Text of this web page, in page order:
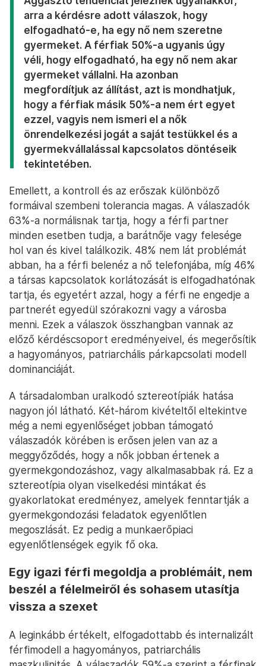
arra a kérdésre adott válaszok, hogy
elfogadható-e, ha egy nő nem szeretne
gyermeket. A férfiak 50%-a ugyanis úgy
véli, hogy elfogadható, ha egy nő nem akar
gyermeket vállalni. Ha azonban
megfordítjuk az állítást, azt is mondhatjuk,
hogy a férfiak másik 50%-a nem ért egyet
ezzel, vagyis nem ismeri el a nők
önrendelkezési jogát a saját testükkel és a
gyermekvállalással kapcsolatos döntéseik
tekintetében.
Emellett, a kontroll és az erőszak különböző
formáival szembeni tolerancia magas. A válaszadók
63%-a normálisnak tartja, hogy a férfi partner
minden esetben tudja, a barátnője vagy felesége
hol van és kivel találkozik. 48% nem lát problémát
abban, ha a férfi belenéz a nő telefonjába, míg 46%
a társas kapcsolatok korlátozását is elfogadhatónak
tartja, és egyetért azzal, hogy a férfi ne engedje a
partnerét egyedül szórakozni vagy a városba
menni. Ezek a válaszok összhangban vannak az
előző kérdéscsoport eredményeivel, és megerősítik
a hagyományos, patriarchális párkapcsolati modell
dominanciáját.
A társadalomban uralkodó sztereotípiák hatása
nagyon jól látható. Két-három kivételtől eltekintve
még a nemi egyenlőséget jobban támogató
válaszadók körében is erősen jelen van az a
meggyőződés, hogy a nők jobban értenek a
gyermekgondozáshoz, vagy alkalmasabbak rá. Ez a
sztereotípia olyan viselkedési mintákat és
gyakorlatokat eredményez, amelyek fenntartják a
gyermekgondozási feladatok egyenlőtlen
megoszlását. Ez pedig a munkaerőpiaci
egyenlőtlenségek egyik fő oka.
Egy igazi férfi megoldja a problémáit, nem
beszél a félelmeiről és sohasem utasítja
vissza a szexet
A leginkább értékelt, elfogadottabb és internalizált
férfimodell a hagyományos, patriarchális